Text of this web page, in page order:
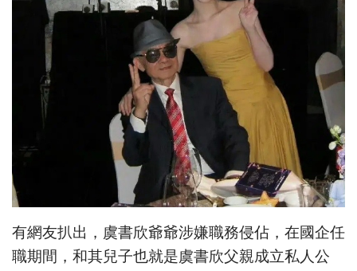
有網友扒出，虞書欣爺爺涉嫌職務侵佔，在國企任
職期間，和其兒子也就是虞書欣父親成立私人公